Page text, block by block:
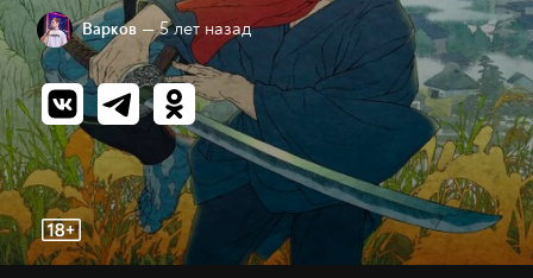
Варков — 5 лет назад